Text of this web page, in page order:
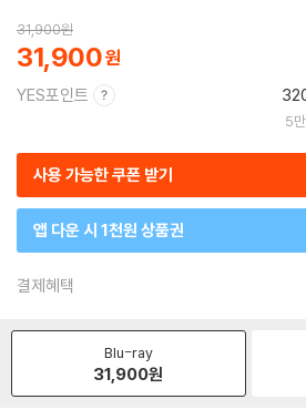
31,900원
31,900
YES포인트
5
사용 가능한 쿠폰 받기
앱 다운 시 1천원 상품권
결제혜택
Blu-ray
31,900원